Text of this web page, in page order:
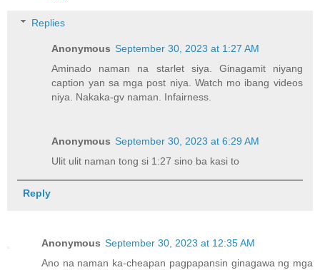
Replies
Anonymous September 30, 2023 at 1:27 AM
Aminado naman na starlet siya. Ginagamit niyang
caption yan sa mga post niya. Watch mo ibang videos
niya. Nakaka-gv naman. Infairness.
Anonymous September 30, 2023 at 6:29 AM
Ulit ulit naman tong si 1:27 sino ba kasi to
Reply
Anonymous September 30, 2023 at 12:35 AM
Ano na naman ka-cheapan pagpapansin ginagawa ng mga